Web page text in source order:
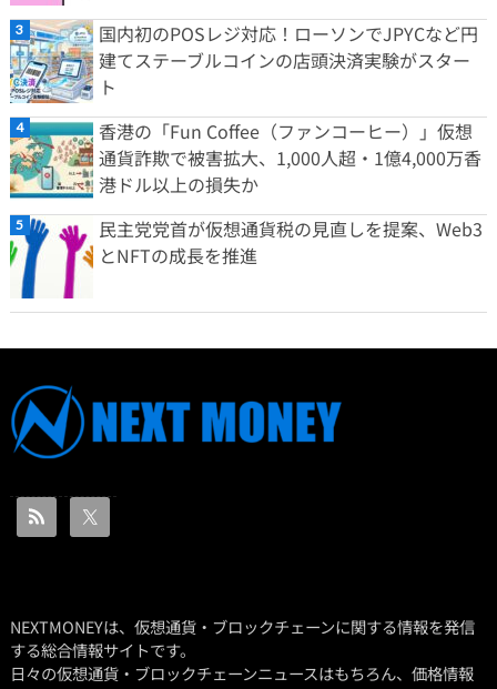
国内初のPOSレジ対応！ローソンでJPYCなど円
建てステーブルコインの店頭決済実験がスター
ト
香港の「Fun Coffee（ファンコーヒー）」仮想
通貨詐欺で被害拡大、1,000人超・1億4,000万香
港ドル以上の損失か
民主党党首が仮想通貨税の見直しを提案、Web3
とNFTの成長を推進
NEXTMONEYは、仮想通貨・ブロックチェーンに関する情報を発信
する総合情報サイトです。
日々の仮想通貨・ブロックチェーンニュースはもちろん、価格情報